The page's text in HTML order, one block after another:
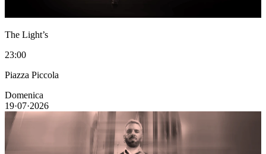
The Light’s
23:00
Piazza Piccola
Domenica
19·07·2026